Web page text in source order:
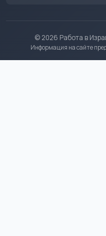
© 2026 Работа в
Информация на сайте